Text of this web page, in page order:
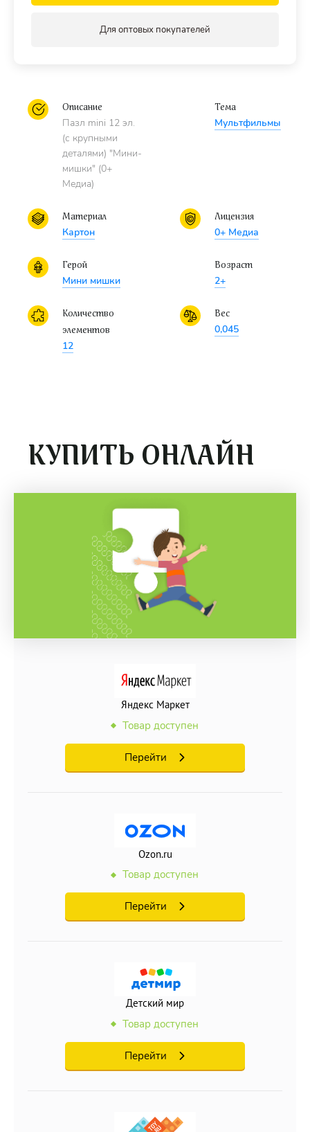
Для оптовых покупателей
Описание
Пазл mini 12 эл.
(с крупными
деталями) "Мини-
мишки" (0+
Медиа)
Тема
Мультфильмы
Материал
Картон
Лицензия
0+ Медиа
Герой
Мини мишки
Возраст
2+
Количество
элементов
12
Вес
0,045
КУПИТЬ ОНЛАЙН
Яндекс Маркет
Товар доступен
Перейти
Ozon.ru
Товар доступен
Перейти
Детский мир
Товар доступен
Перейти